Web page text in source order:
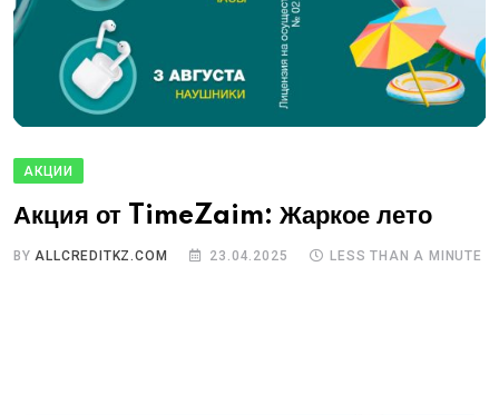
АКЦИИ
Акция от TimeZaim: Жаркое лето
BYALLCREDITKZ.COM 23.04.2025 LESS THAN A MINUTE